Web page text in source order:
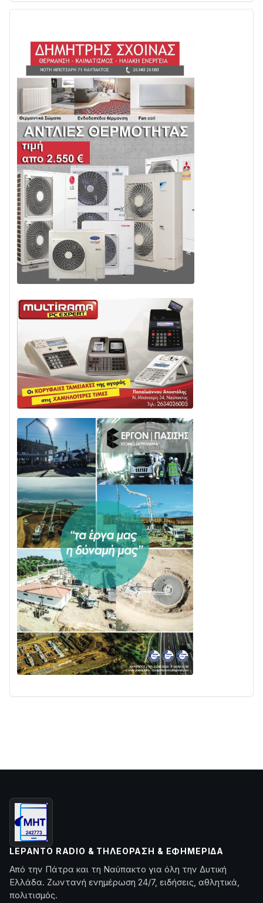
LEPANTO RADIO & ΤΗΛΕΌΡΑΣΗ & ΕΦΗΜΕΡΊΔΑ
Από την Πάτρα και τη Ναύπακτο για όλη την Δυτική
Ελλάδα. Ζωντανή ενημέρωση 24/7, ειδήσεις, αθλητικά,
πολιτισμός.